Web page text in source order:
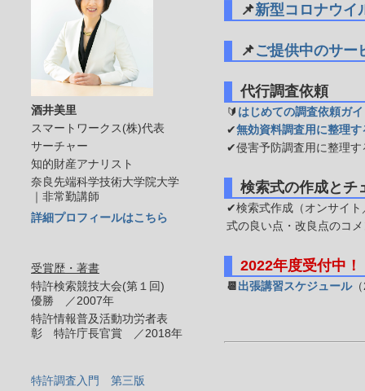
📌新型コロナウイ
📌ご提供中のサー
代行調査依頼
🔰 はじめての調査依頼ガ
✔無効資料調査用に整理
✔侵害予防調査用に整理す
検索式の作成とチ
✔検索式作成（オンサイト
式の良い点・改良点のコ
2022年度受付中！
📆 出張講習スケジュール
酒井美里
スマートワークス(株)代表
サーチャー
知的財産アナリスト
奈良先端科学技術大学院大学
｜非常勤講師
詳細プロフィールはこちら
受賞歴・著書
特許検索競技大会(第１回)
優勝 ／2007年
特許情報普及活動功労者表
彰 特許庁長官賞 ／2018年
特許調査入門 第三版